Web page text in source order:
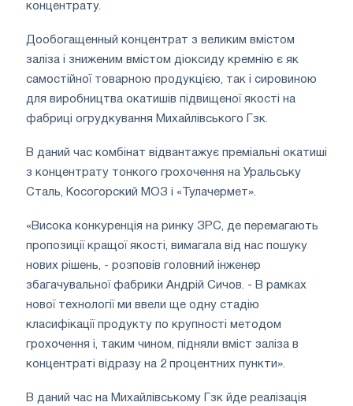
концентрату.
Дообогащенный концентрат з великим вмістом
заліза і зниженим вмістом діоксиду кремнію є як
самостійної товарною продукцією, так і сировиною
для виробництва окатишів підвищеної якості на
фабриці огрудкування Михайлівського Гзк.
В даний час комбінат відвантажує преміальні окатиші
з концентрату тонкого грохочення на Уральську
Сталь, Косогорский МОЗ і «Тулачермет».
«Висока конкуренція на ринку ЗРС, де перемагають
пропозиції кращої якості, вимагала від нас пошуку
нових рішень, - розповів головний інженер
збагачувальної фабрики Андрій Сичов. - В рамках
нової технології ми ввели ще одну стадію
класифікації продукту по крупності методом
грохочення і, таким чином, підняли вміст заліза в
концентраті відразу на 2 процентних пункти».
В даний час на Михайлівському Гзк йде реалізація